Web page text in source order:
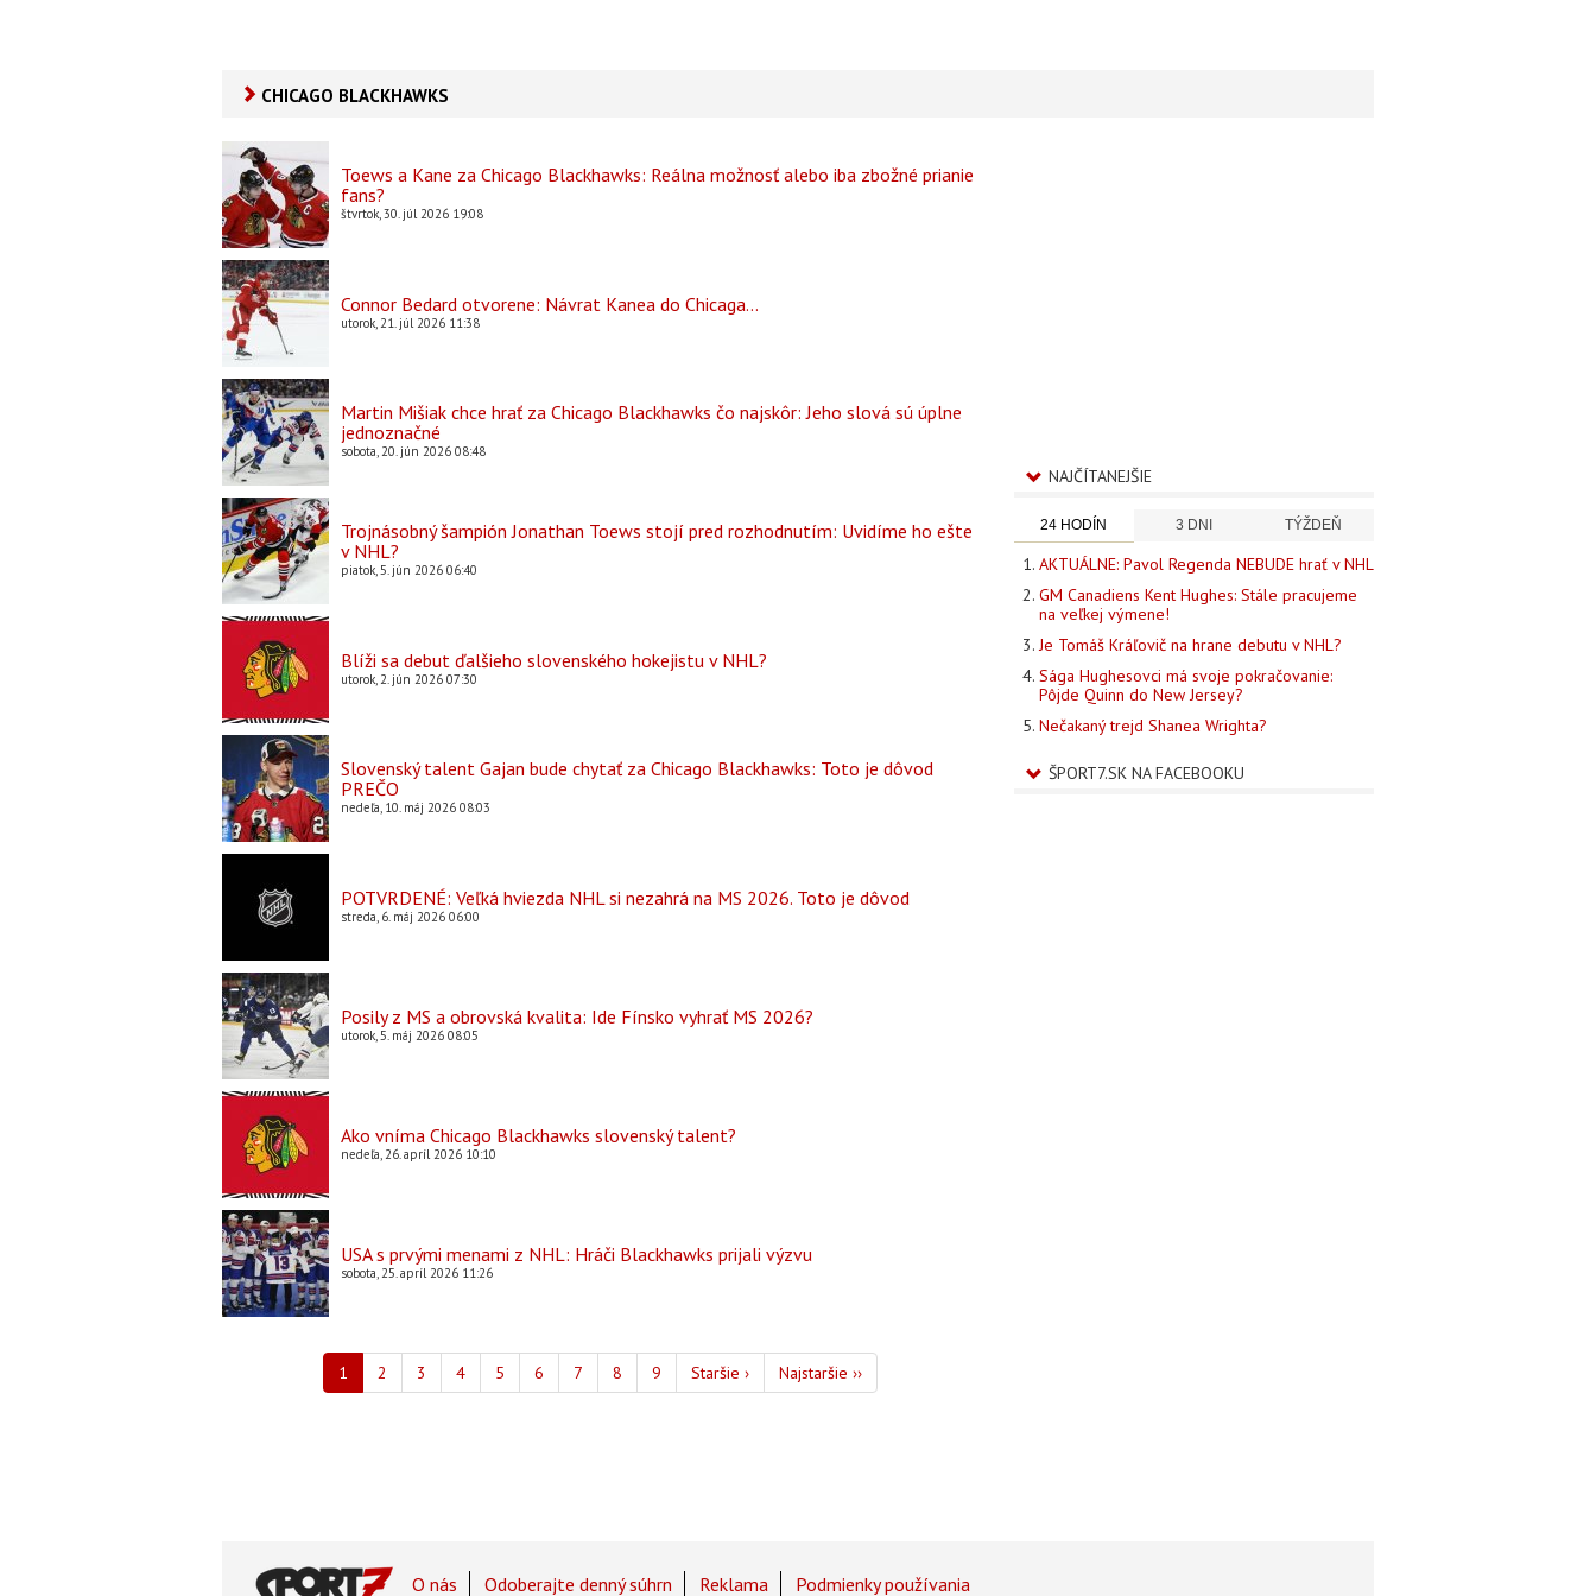
Main
Content
CHICAGO BLACKHAWKS
Toews a Kane za Chicago Blackhawks: Reálna možnosť alebo iba zbožné prianie
fans?
štvrtok, 30. júl 2026 19:08
Connor Bedard otvorene: Návrat Kanea do Chicaga...
utorok, 21. júl 2026 11:38
Martin Mišiak chce hrať za Chicago Blackhawks čo najskôr: Jeho slová sú úplne
jednoznačné
sobota, 20. jún 2026 08:48
Trojnásobný šampión Jonathan Toews stojí pred rozhodnutím: Uvidíme ho ešte
v NHL?
piatok, 5. jún 2026 06:40
Blíži sa debut ďalšieho slovenského hokejistu v NHL?
utorok, 2. jún 2026 07:30
Slovenský talent Gajan bude chytať za Chicago Blackhawks: Toto je dôvod
PREČO
nedeľa, 10. máj 2026 08:03
POTVRDENÉ: Veľká hviezda NHL si nezahrá na MS 2026. Toto je dôvod
streda, 6. máj 2026 06:00
Posily z MS a obrovská kvalita: Ide Fínsko vyhrať MS 2026?
utorok, 5. máj 2026 08:05
Ako vníma Chicago Blackhawks slovenský talent?
nedeľa, 26. apríl 2026 10:10
USA s prvými menami z NHL: Hráči Blackhawks prijali výzvu
sobota, 25. apríl 2026 11:26
Aktuálna
stránka
1 Page
2 Page
3 Page
4 Page
5 Page
6 Page
7 Page
8 Page
9
Ďalšia
strana
Staršie ›
Posledná
strana
Najstaršie ››
NAJČÍTANEJŠIE
24 HODÍN 3 DNI TÝŽDEŇ
AKTUÁLNE: Pavol Regenda NEBUDE hrať v NHL
GM Canadiens Kent Hughes: Stále pracujeme
na veľkej výmene!
Je Tomáš Kráľovič na hrane debutu v NHL?
Sága Hughesovci má svoje pokračovanie:
Pôjde Quinn do New Jersey?
Nečakaný trejd Shanea Wrighta?
ŠPORT7.SK NA FACEBOOKU
Footer O nás Odoberajte denný súhrn Reklama Podmienky používania